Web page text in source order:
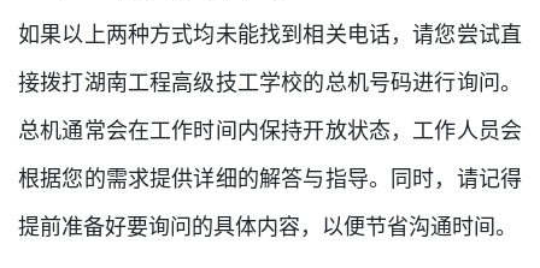
如果以上两种方式均未能找到相关电话，请您尝试直
接拨打湖南工程高级技工学校的总机号码进行询问。
总机通常会在工作时间内保持开放状态，工作人员会
根据您的需求提供详细的解答与指导。同时，请记得
提前准备好要询问的具体内容，以便节省沟通时间。